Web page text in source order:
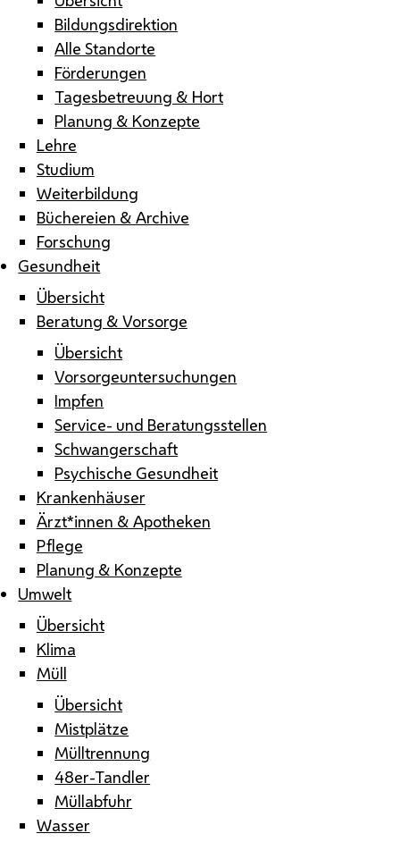
Bildungsdirektion
Alle Standorte
Förderungen
Tagesbetreuung & Hort
Planung & Konzepte
Lehre
Studium
Weiterbildung
Büchereien & Archive
Forschung
Gesundheit
Übersicht
Beratung & Vorsorge
Übersicht
Vorsorgeuntersuchungen
Impfen
Service- und Beratungsstellen
Schwangerschaft
Psychische Gesundheit
Krankenhäuser
Ärzt*innen & Apotheken
Pflege
Planung & Konzepte
Umwelt
Übersicht
Klima
Müll
Übersicht
Mistplätze
Mülltrennung
48er-Tandler
Müllabfuhr
Wasser